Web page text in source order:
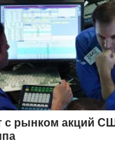
с рынком акций